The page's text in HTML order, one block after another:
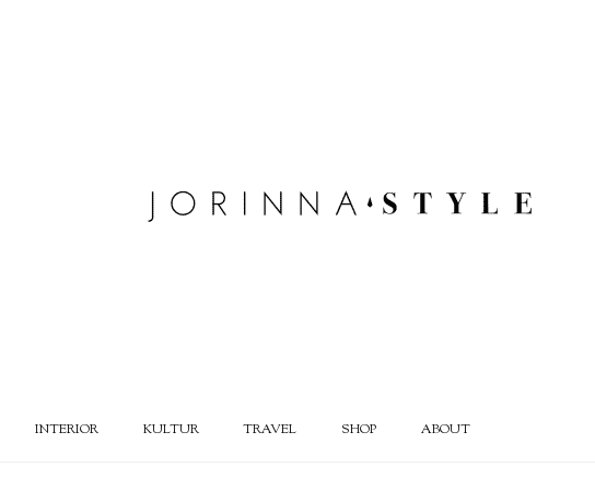
INTERIOR KULTUR TRAVEL SHOP ABOUT